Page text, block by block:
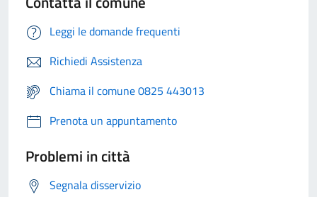
Leggi le domande frequenti
Richiedi Assistenza
Chiama il comune 0825 443013
Prenota un appuntamento
Problemi in città
Segnala disservizio